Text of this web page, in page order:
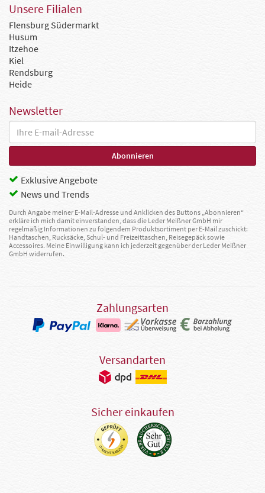
Unsere Filialen
Flensburg Südermarkt
Husum
Itzehoe
Kiel
Rendsburg
Heide
Newsletter
Exklusive Angebote
News und Trends
Durch Angabe meiner E-Mail-Adresse und Anklicken des Buttons „Abonnieren“
erkläre ich mich damit einverstanden, dass die Leder Meißner GmbH mir
regelmäßig Informationen zu folgendem Produktsortiment per E-Mail zuschickt:
Handtaschen, Rucksäcke, Schul- und Freizeittaschen, Reisegepäck sowie
Accessoires. Meine Einwilligung kann ich jederzeit gegenüber der Leder Meißner
GmbH widerrufen.
Zahlungsarten
Versandarten
Sicher einkaufen